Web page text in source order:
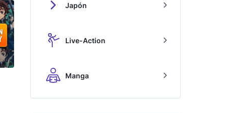
Japón
Live-Action
Manga